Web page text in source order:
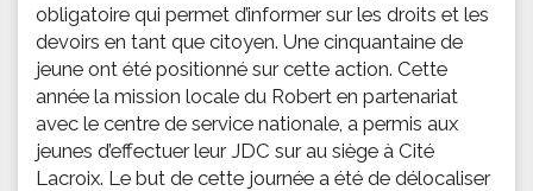
obligatoire qui permet d’informer sur les droits et les
devoirs en tant que citoyen. Une cinquantaine de
jeune ont été positionné sur cette action. Cette
année la mission locale du Robert en partenariat
avec le centre de service nationale, a permis aux
jeunes d’effectuer leur JDC sur au siège à Cité
Lacroix. Le but de cette journée a été de délocaliser